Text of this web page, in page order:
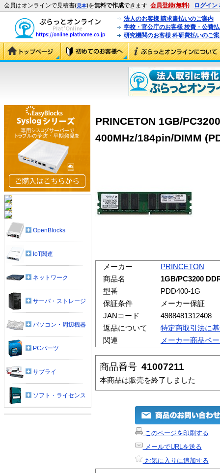
会員はオンラインで見積書(見本)を無料で作成できます 会員登録(無料) ログイン
法人のお客様 請求書払いのご案内
学校・官公庁のお客様 校費・公費
研究機関のお客様 科研費払いのご
PRINCETON 1GB/
400MHz/184pin/DIMM
メーカー
PRINCETON
商品名
1GB/PC3200
型番
PDD400-1G
保証条件
メーカー保証
JANコード
4988481312408
返品について
特定商取引法に
関連
メーカー商品ペ
商品番号 41007211
本商品は販売を終了しました
このページを印刷する
メールでURLを送る
お気に入りに追加する
OpenBlocks
IoT関連
ネットワーク
サーバ・ストレージ
パソコン・周辺機器
PCパーツ
サプライ
ソフト・ライセンス